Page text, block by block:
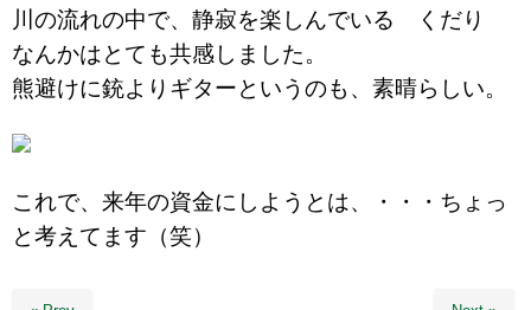
川の流れの中で、静寂を楽しんでいる くだり
なんかはとても共感しました。
熊避けに銃よりギターというのも、素晴らしい。
これで、来年の資金にしようとは、・・・ちょっ
と考えてます（笑）